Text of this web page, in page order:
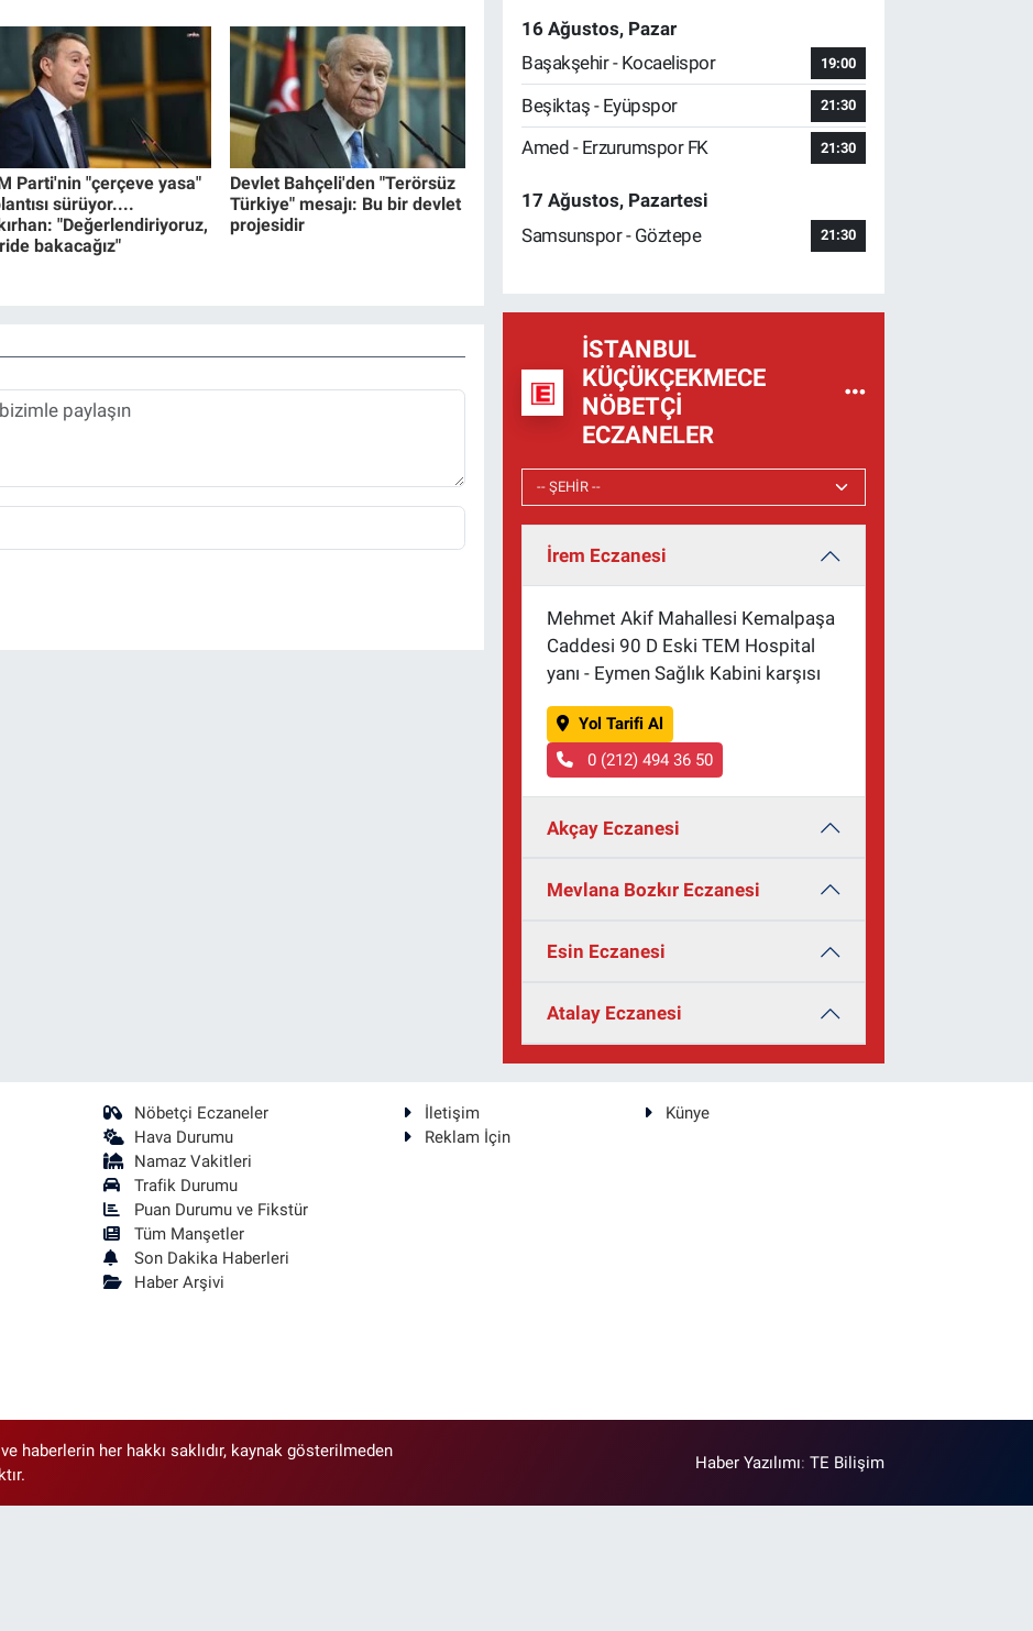
Parti'nin "çerçeve yasa"
sürüyor....
"Değerlendiriyoruz,
bakacağız"
Devlet Bahçeli'den "Terörsüz
Türkiye" mesajı: Bu bir devlet
projesidir
16 Ağustos, Pazar
Başakşehir - Kocaelispor
19:00
Beşiktaş - Eyüpspor 21:30
Amed - Erzurumspor FK 21:30
17 Ağustos, Pazartesi
Samsunspor - Göztepe
21:30
İSTANBUL
KÜÇÜKÇEKMECE
NÖBETÇI
ECZANELER
İrem Eczanesi
Mehmet Akif Mahallesi Kemalpaşa
Caddesi 90 D Eski TEM Hospital
yanı - Eymen Sağlık Kabini karşısı
Yol Tarifi Al
0 (212) 494 36 50
Akçay Eczanesi
Mevlana Bozkır Eczanesi
Esin Eczanesi
Atalay Eczanesi
Nöbetçi Eczaneler
Hava Durumu
Namaz Vakitleri
Trafik Durumu
Puan Durumu ve Fikstür
Tüm Manşetler
Son Dakika Haberleri
Haber Arşivi
İletişim
Künye
Reklam İçin
haberlerin her hakkı saklıdır, kaynak gösterilmeden
Haber Yazılımı:TE Bilişim